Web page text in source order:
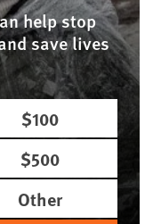
help stop
save lives
$100
$500
Other